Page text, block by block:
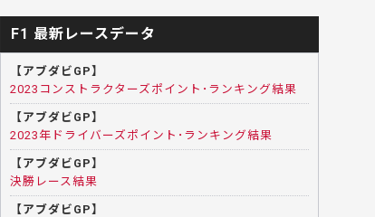
F1 最新レースデータ
【アブダビGP】
2023コンストラクターズポイント･ランキング結果
【アブダビGP】
2023年ドライバーズポイント･ランキング結果
【アブダビGP】
決勝レース結果
【アブダビGP】